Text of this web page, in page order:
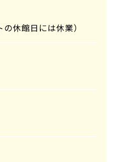
休館日には休業）